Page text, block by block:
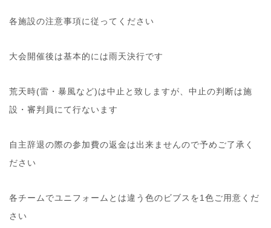
各施設の注意事項に従ってください
大会開催後は基本的には雨天決行です
荒天時(雷・暴風など)は中止と致しますが、中止の判断は施
設・審判員にて行ないます
自主辞退の際の参加費の返金は出来ませんので予めご了承く
ださい
各チームでユニフォームとは違う色のビブスを1色ご用意くだ
さい